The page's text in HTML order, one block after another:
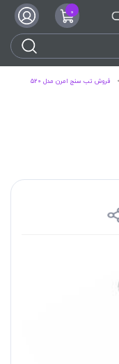
0
فروش تب سنج امرن مدل 520